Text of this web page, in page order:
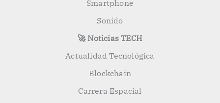
Smartphone
Sonido
🚀 Noticias TECH
Actualidad Tecnológica
Blockchain
Carrera Espacial